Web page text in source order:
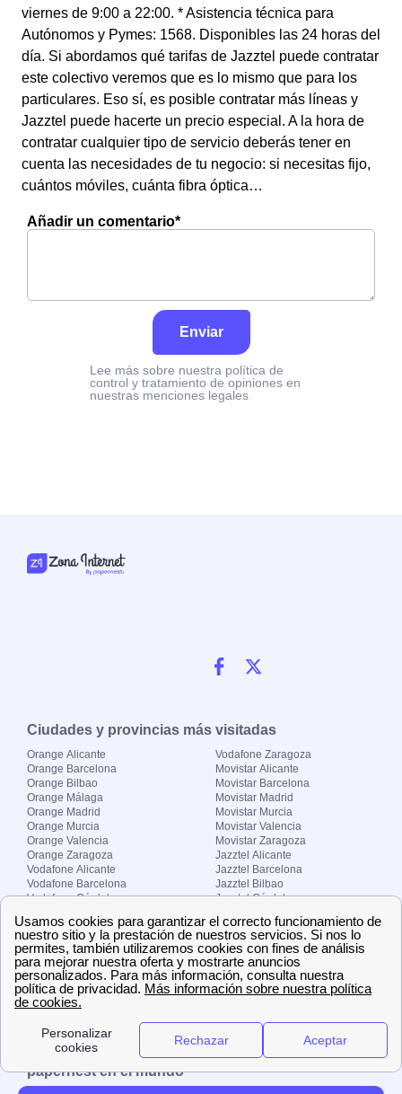
viernes de 9:00 a 22:00. * Asistencia técnica para
Autónomos y Pymes: 1568. Disponibles las 24 horas del
día. Si abordamos qué tarifas de Jazztel puede contratar
este colectivo veremos que es lo mismo que para los
particulares. Eso sí, es posible contratar más líneas y
Jazztel puede hacerte un precio especial. A la hora de
contratar cualquier tipo de servicio deberás tener en
cuenta las necesidades de tu negocio: si necesitas fijo,
cuántos móviles, cuánta fibra óptica…
Añadir un comentario*
Enviar
Lee más sobre nuestra política de
control y tratamiento de opiniones en
nuestras menciones legales
Ciudades y provincias más visitadas
Orange Alicante
Orange Barcelona
Orange Bilbao
Orange Málaga
Orange Madrid
Orange Murcia
Orange Valencia
Orange Zaragoza
Vodafone Alicante
Vodafone Barcelona
Vodafone Córdoba
Vodafone Madrid
Vodafone Murcia
Vodafone Valencia
Vodafone Zaragoza
Movistar Alicante
Movistar Barcelona
Movistar Madrid
Movistar Murcia
Movistar Valencia
Movistar Zaragoza
Jazztel Alicante
Jazztel Barcelona
Jazztel Bilbao
Jazztel Córdoba
Jazztel Málaga
Jazztel Valencia
Jazztel Zaragoza
Sobre Zona-internet.com
¿Quiénes somos?
El grupo papernest
Aviso legal Nuestras ofertas de trabajo
papernest en el mundo